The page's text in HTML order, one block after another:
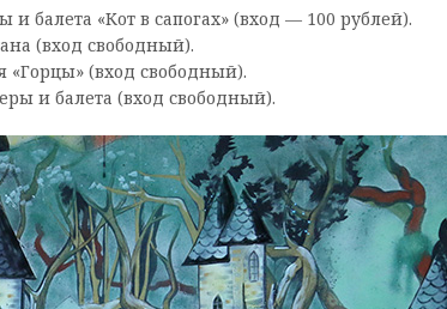
и балета «Кот в сапогах» (вход — 100 рублей).
(вход свободный).
«Горцы» (вход свободный).
и балета (вход свободный).